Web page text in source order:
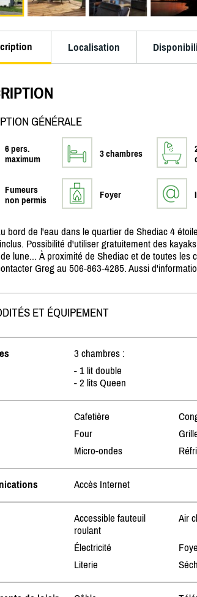
Localisation
GÉNÉRALE
6 pers.
maximum
3 chambres
Fumeurs
non permis
Foyer
bord de l'eau dans le quartier de Shediac 4
Possibilité d'utiliser gratuitement des
lune... À proximité de Shediac et de toutes les
Greg au 506-863-4285. Aussi
ET ÉQUIPEMENT
3 chambres :
- 1 lit double
- 2 lits Queen
Cafetière
Four
Micro-ondes
Accès Internet
Accessible fauteuil
roulant
Air
Électricité
Literie